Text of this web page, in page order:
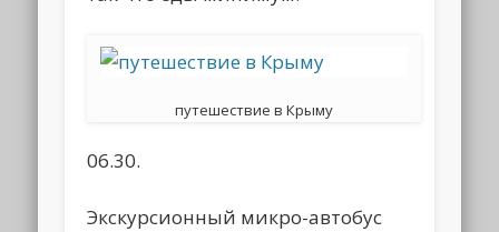
путешествие в Крыму
06.30.
Экскурсионный микро-автобус